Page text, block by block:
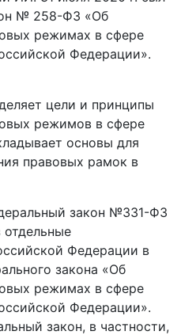
№ 258-ФЗ «Об
режимах в сфере
Федерации».
цели и принципы
режимов в сфере
основы для
правовых рамок в
закон №331-ФЗ
Федерации в
закона «Об
режимах в сфере
Федерации».
закон, в частности,